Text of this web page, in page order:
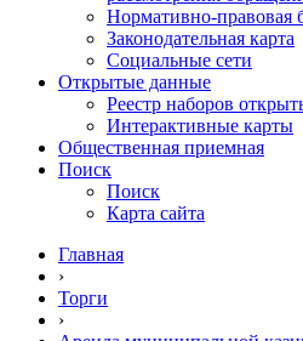
Нормативно-правовая
Законодательная карта
Социальные сети
Открытые данные
Реестр наборов
Интерактивные карты
Общественная приемная
Поиск
Поиск
Карта сайта
Главная
›
Торги
›